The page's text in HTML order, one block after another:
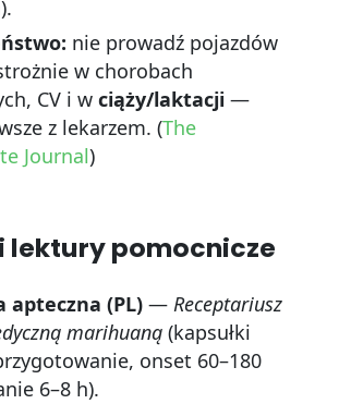
nie prowadź pojazdów
w chorobach
CV i w ciąży/laktacji —
z lekarzem. (The
Journal)
lektury pomocnicze
apteczna (PL) — Receptariusz
marihuaną (kapsułki
onset 60–180
6–8 h).